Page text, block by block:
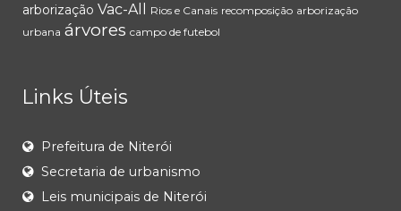
arborização Vac-All Rios e Canais recomposição arborização
urbana árvores campo de futebol
Links Úteis
Prefeitura de Niterói
Secretaria de urbanismo
Leis municipais de Niterói